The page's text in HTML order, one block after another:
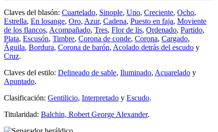
Claves del blasón: Cuartelado, Sinople, Uno, Creciente, Ocho,
Estrella, En losange, Oro, Azur, Cadena, Puesto en faja, Moviente
de los flancos, Acompañado, Tres, Flor de lis, Ordenado, Partido,
Plata, Escusón, Timbre, Corona de conde, Corona, Cargado,
Águila, Bordura, Corona de barón, Acolado detrás del escudo y
Cruz.
Claves del estilo: Delineado de sable, Iluminado, Acuarelado y
Apuntado.
Clasificación: Gentilicio, Interpretado y Escudo.
Titularidad: Balchin, Robert George Alexander.